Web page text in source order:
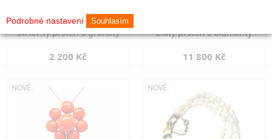
Stříbrný prsten s granáty
2 200 Kč
Zlatý prsten s diamanty
11 800 Kč
NOVÉ NOVÉ
Podrobné nastavení Souhlasím